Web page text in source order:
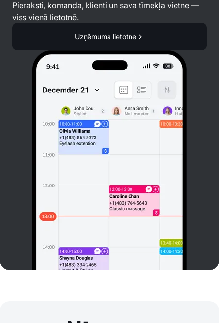
Pieraksti, komanda, klienti un sava tīmekļa vietne —
viss vienā lietotnē.
Uzņēmuma lietotne